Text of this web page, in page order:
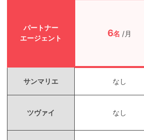
パートナー
エージェント
6名 /月
サンマリエ なし
ツヴァイ なし